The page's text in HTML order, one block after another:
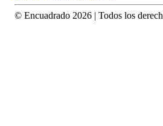
© Encuadrado 2026 | Todos los